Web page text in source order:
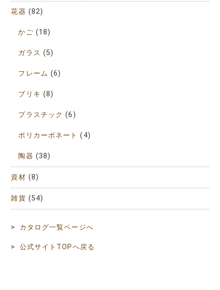
花器 (82)
かご (18)
ガラス (5)
フレーム (6)
ブリキ (8)
プラスチック (6)
ポリカーボネート (4)
陶器 (38)
資材 (8)
雑貨 (54)
> カタログ一覧ページへ
> 公式サイトTOPへ戻る